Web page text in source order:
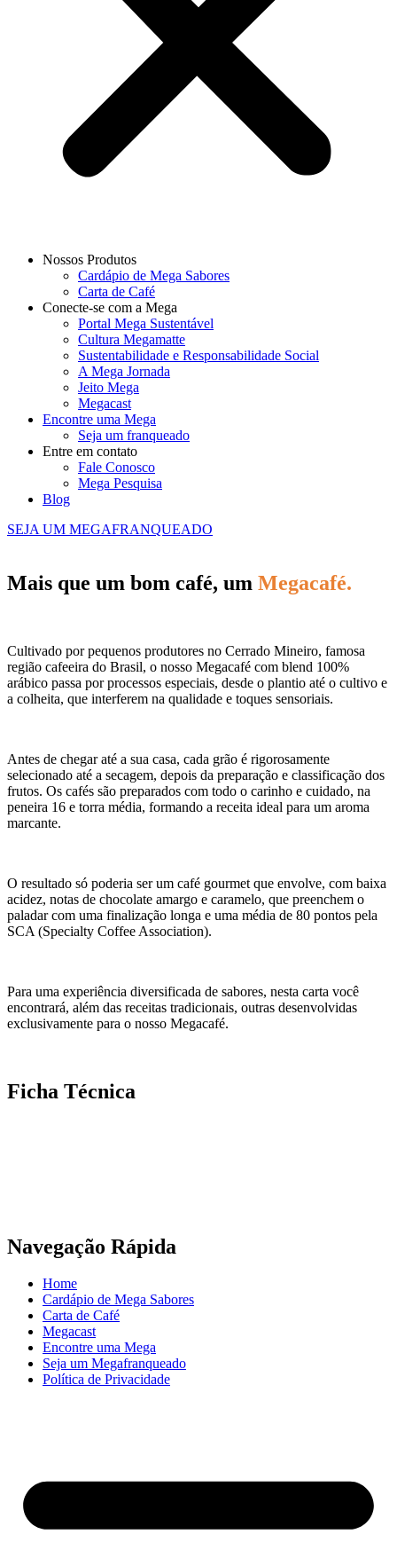
Nossos Produtos
Cardápio de Mega Sabores
Carta de Café
Conecte-se com a Mega
Portal Mega Sustentável
Cultura Megamatte
Sustentabilidade e Responsabilidade Social
A Mega Jornada
Jeito Mega
Megacast
Encontre uma Mega
Seja um franqueado
Entre em contato
Fale Conosco
Mega Pesquisa
Blog
SEJA UM MEGAFRANQUEADO
Mais que um bom café, um Megacafé.
Cultivado por pequenos produtores no Cerrado Mineiro, famosa
região cafeeira do Brasil, o nosso Megacafé com blend 100%
arábico passa por processos especiais, desde o plantio até o cultivo e
a colheita, que interferem na qualidade e toques sensoriais.
Antes de chegar até a sua casa, cada grão é rigorosamente
selecionado até a secagem, depois da preparação e classificação dos
frutos. Os cafés são preparados com todo o carinho e cuidado, na
peneira 16 e torra média, formando a receita ideal para um aroma
marcante.
O resultado só poderia ser um café gourmet que envolve, com baixa
acidez, notas de chocolate amargo e caramelo, que preenchem o
paladar com uma finalização longa e uma média de 80 pontos pela
SCA (Specialty Coffee Association).
Para uma experiência diversificada de sabores, nesta carta você
encontrará, além das receitas tradicionais, outras desenvolvidas
exclusivamente para o nosso Megacafé.
Ficha Técnica
Navegação Rápida
Home
Cardápio de Mega Sabores
Carta de Café
Megacast
Encontre uma Mega
Seja um Megafranqueado
Política de Privacidade